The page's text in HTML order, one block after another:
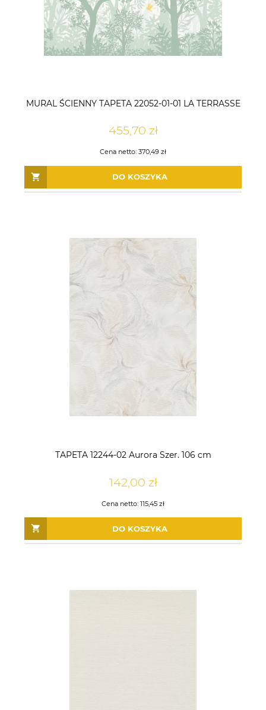
MURAL ŚCIENNY TAPETA 22052-01-01 LA TERRASSE
455,70 zł
Cena netto: 370,49 zł
DO KOSZYKA
TAPETA 12244-02 Aurora Szer. 106 cm
142,00 zł
Cena netto: 115,45 zł
DO KOSZYKA